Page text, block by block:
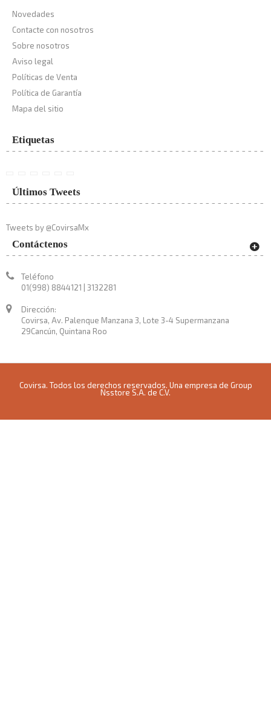
Novedades
Contacte con nosotros
Sobre nosotros
Aviso legal
Políticas de Venta
Política de Garantía
Mapa del sitio
Etiquetas
Últimos Tweets
Tweets by @CovirsaMx
Contáctenos
Teléfono
01(998) 8844121 | 3132281
Dirección:
Covirsa, Av. Palenque Manzana 3, Lote 3-4 Supermanzana
29Cancún, Quintana Roo
Covirsa. Todos los derechos reservados. Una empresa de Group
Nsstore S.A. de C.V.